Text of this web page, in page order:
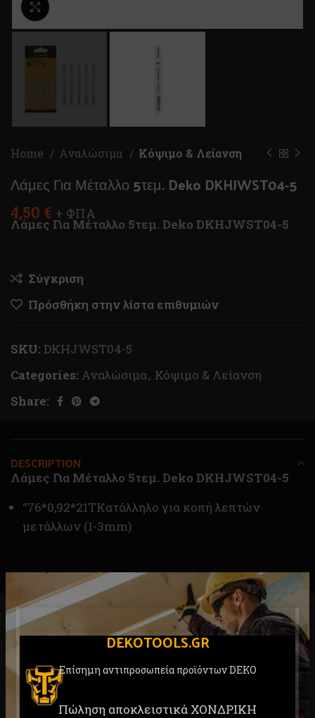
DEKOTOOLS.GR
Επίσημη αντιπροσωπεία προϊόντων DEKO
Πώληση αποκλειστικά ΧΟΝΔΡΙΚΗ
Home Αναλώσιμα Κόψιμο & Λείανση
Λάμες Για Μέταλλο 5τεμ. Deko DKHJWST04-5
4,50 € + ΦΠΑ
Λάμες Για Μέταλλο 5τεμ. Deko DKHJWST04-5
Σύγκριση
Πρόσθήκη στην λίστα επιθυμιών
SKU: DKHJWST04-5
Categories: Αναλώσιμα, Κόψιμο & Λείανση
Share:
DESCRIPTION
Λάμες Για Μέταλλο 5τεμ. Deko DKHJWST04-5
“76*0,92*21ΤΚατάλληλο για κοπή λεπτών
μετάλλων (1-3mm)
RELATED PRODUCTS